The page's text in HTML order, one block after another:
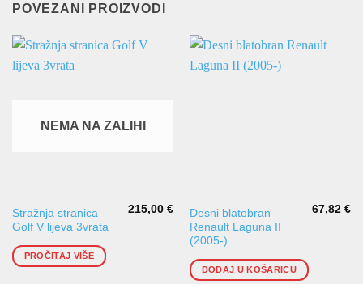
POVEZANI PROIZVODI
NEMA NA ZALIHI
Stražnja stranica
Golf V lijeva 3vrata
215,00€
PROČITAJ VIŠE
Desni blatobran
Renault Laguna II
(2005-)
67,82€
DODAJ U KOŠARICU